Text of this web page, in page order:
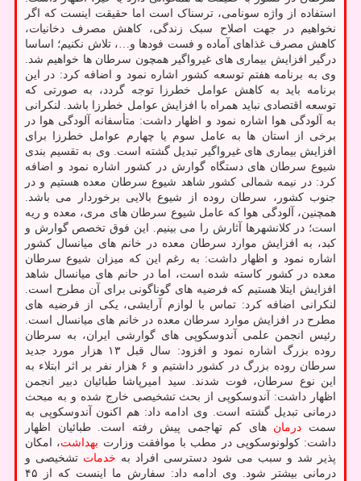
استفاده از واژه سونامی، ترسناک است اما حقیقت اینست که اگر
نخواهیم در جهت اصلاح سبک زندگی، کاهش مصرف دخانیات،
کاهش مصرف غذاهای آماده و فست فودها و…، تلاش نکنیم؛ اساسا
درگیر افزایش بیماری های غیرواگیر همچون سرطان ها خواهیم شد.
وی به برنامه هفتم توسعه کشور اشاره نمود و اضافه کرد: در این
برنامه باید به کاهش عوامل خطرزا توجه گردد، به صورتی که
توسعه اقتصادی نباید همراه با افزایش عوامل خطرزا باشد. لنکرانی
به آلودگی هوا اشاره نمود و اظهار داشت: متأسفانه آلودگی هوا در
برخی از استان ها به عامل سوم یا چهارم عوامل خطرزا برای
افزایش بیماری های غیرواگیر تبدیل گشته است. وی به تقسیم بندی
شیوع سرطان های دستگاه گوارش در کشور اشاره نمود و اضافه
کرد: در نیمه شمالی کشور شاهد شیوع سرطان معده هستیم و در
جنوب کشور، سرطان روده از شیوع بالایی برخوردار می باشد.
همچنین، آلودگی هوا که عامل شیوع سرطان های مری، معده و ریه
است؛ در کلانشهرها آثارش را می بینیم. این فوق تخصص گوارش و
کبد، به افزایش موارد سرطان معده در خانم های میانسال کشور
اشاره نمود و اظهار داشت: به رغم این که میزان شیوع سرطان
معده در کشور کاسته شده است، اما در حانم های میانسال شاهد
افزایش ایتلا هستیم که فرضیه های گوناگونی برای آن مطرح است.
لنکرانی اضافه کرد: تماس با لوازم آرایشی، یکی از فرضیه های
مطرح در افزایش موارد سرطان معده در خانم های میانسال است.
رئیس انجمن علمی آندوسکوپی های گوارشی ایران، به سرطان
روده بزرگ اشاره نمود و افزود: سال قبل ۱۳ هزار مورد جدید
سرطان روده بزرگ در کشور داشتیم و ۶ هزار نفر بر اثر ابتلاء به
این نوع سرطان، فوت شدند. سید امیرپاشا طبائیان دبیر انجمن
اظهار داشت: آندوسکوپی از بحث تشخیصی خارج شده و به مبحث
درمانی تبدیل گشته است. وی ادامه داد: هم اکنون آندوسکوپی به
سمت درمان های کم تهاجمی پیش رفته است. طبائیان اظهار
داشت: کولونوسکوپی در مطب با موافقت وزارت بهداشت، امکان
پذیر شد و سبب می شود دسترسی افراد به خدمات تشخیصی و
درمانی بیشتر شود. وی ادامه داد: سفارش ما اینست که از ۴۵